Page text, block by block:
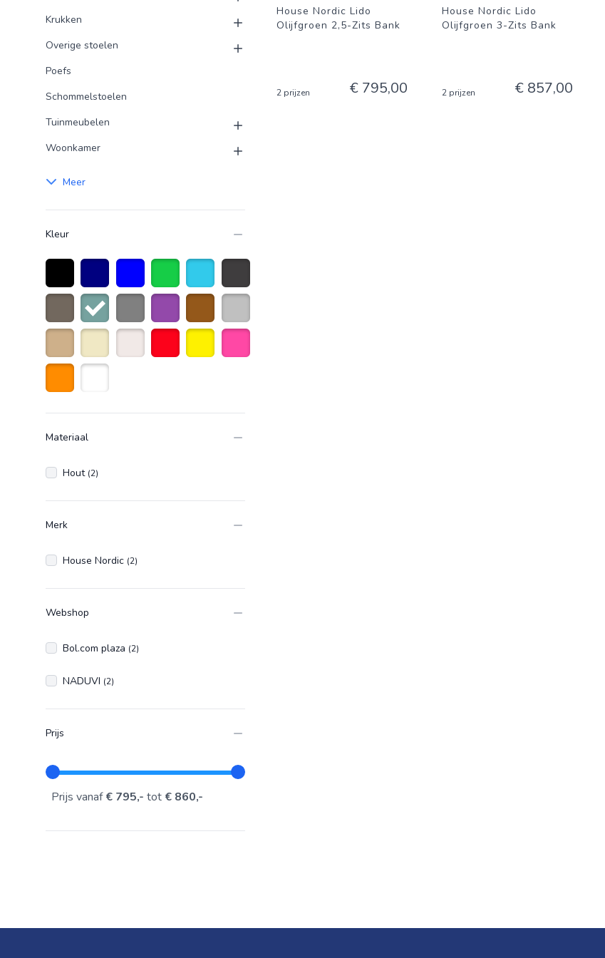
Krukken
Overige stoelen
Poefs
Schommelstoelen
Tuinmeubelen
Woonkamer
Meer
Kleur
Zwart Marineblauw
Blauw Groen TurquoiseDonkergrijs
taupe OlijfgroenGrijs Paars Bruin Zilver
Zandkleurig
Beige
Materiaal
Hout (2)
Merk
House Nordic (2)
Webshop
Bol.com plaza (2)
NADUVI (2)
Prijs
Prijs vanaf€ 795,- tot € 860,-
House Nordic Lido
Olijfgroen 2,5-Zits Bank
2 prijzen € 795,00
House Nordic Lido
Olijfgroen 3-Zits Bank
2 prijzen € 857,00